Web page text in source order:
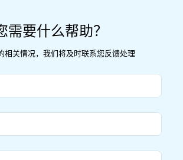
需要什么帮助？
相关情况，我们将及时联系您反馈处理